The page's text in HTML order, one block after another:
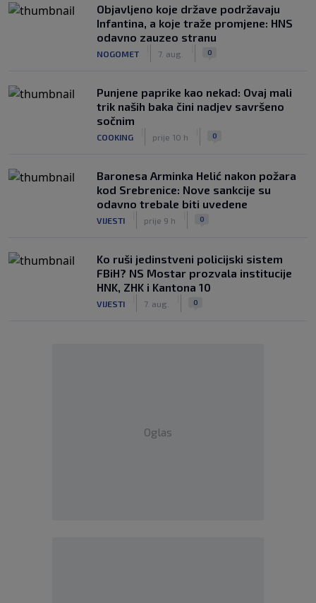
Objavljeno koje države podržavaju
Infantina, a koje traže promjene: HNS
odavno zauzeo stranu
NOGOMET 7. aug. 0
Punjene paprike kao nekad: Ovaj mali
trik naših baka čini nadjev savršeno
sočnim
COOKING prije 10 h 0
Baronesa Arminka Helić nakon požara
kod Srebrenice: Nove sankcije su
odavno trebale biti uvedene
VIJESTI prije 9 h 0
Ko ruši jedinstveni policijski sistem
FBiH? NS Mostar prozvala institucije
HNK, ZHK i Kantona 10
VIJESTI 7. aug. 0
Oglas